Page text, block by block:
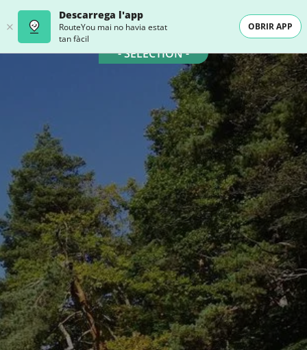
Descarrega l'app
RouteYou mai no havia estat
tan fàcil
OBRIR APP
- SELECTION -